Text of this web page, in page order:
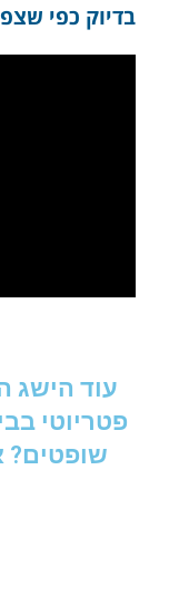
בדיוק כפי
עוד הישג
פטריוטי
שופטים?